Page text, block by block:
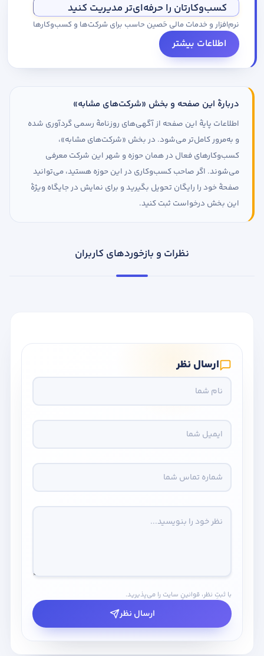
کسب‌وکارتان را حرفه‌ای‌تر مدیریت کنید
نرم‌افزار و خدمات مالی حَصین حاسب برای شرکت‌ها و کسب‌وکارها
اطلاعات بیشتر
دربارهٔ این صفحه و بخش «شرکت‌های مشابه»
اطلاعات پایهٔ این صفحه از آگهی‌های روزنامهٔ رسمی گردآوری شده
و به‌مرور کامل‌تر می‌شود. در بخش «شرکت‌های مشابه»،
کسب‌وکارهای فعال در همان حوزه و شهر این شرکت معرفی
می‌شوند. اگر صاحب کسب‌وکاری در این حوزه هستید، می‌توانید
صفحهٔ خود را رایگان تحویل بگیرید و برای نمایش در جایگاه ویژهٔ
این بخش درخواست ثبت کنید.
نظرات و بازخوردهای کاربران
ارسال نظر
با ثبتِ نظر، قوانینِ سایت را می‌پذیرید.
ارسال نظر